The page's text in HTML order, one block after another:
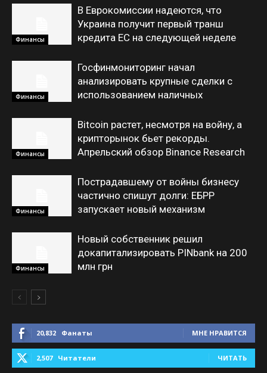
Финансы
В Еврокомиссии надеются, что
Украина получит первый транш
кредита ЕС на следующей неделе
Финансы
Госфинмониторинг начал
анализировать крупные сделки с
использованием наличных
Финансы
Bitcoin растет, несмотря на войну, а
крипторынок бьет рекорды.
Апрельский обзор Binance Research
Финансы
Пострадавшему от войны бизнесу
частично спишут долги: ЕБРР
запускает новый механизм
Финансы
Новый собственник решил
докапитализировать PINbank на 200
млн грн
20,832 Фанаты МНЕ НРАВИТСЯ
2,507 Читатели ЧИТАТЬ